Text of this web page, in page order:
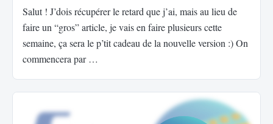
Salut ! J’dois récupérer le retard que j’ai, mais au lieu de
faire un “gros” article, je vais en faire plusieurs cette
semaine, ça sera le p’tit cadeau de la nouvelle version :) On
commencera par …